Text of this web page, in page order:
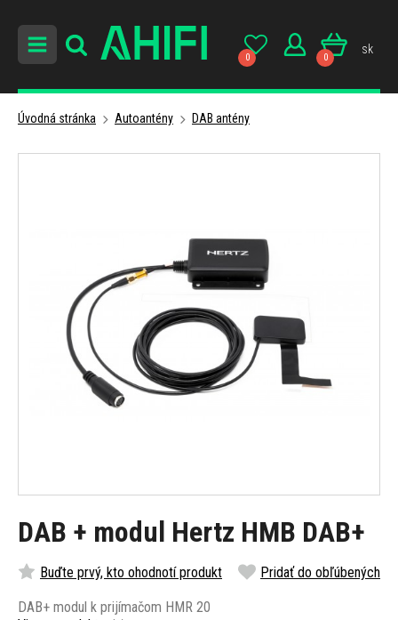
0 0
sk
Úvodná stránka Autoantény DAB antény
DAB + modul Hertz HMB DAB+
Buďte prvý, kto ohodnotí produkt Pridať do obľúbených
DAB+ modul k prijímačom HMR 20